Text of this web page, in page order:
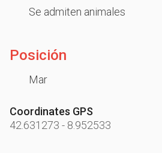
Se admiten animales
Posición
Mar
Coordinates GPS
42.631273 - 8.952533